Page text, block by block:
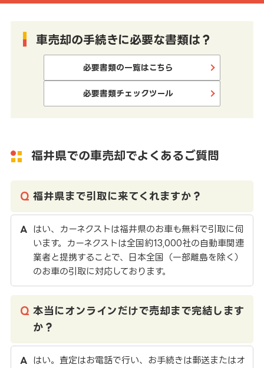
車売却の手続きに必要な書類は？
必要書類の一覧はこちら
必要書類チェックツール
福井県での車売却でよくあるご質問
福井県まで引取に来てくれますか？
はい、カーネクストは福井県のお車も無料で引取に伺
います。カーネクストは全国約13,000社の自動車関連
業者と提携することで、日本全国（一部離島を除く）
のお車の引取に対応しております。
本当にオンラインだけで売却まで完結します
か？
はい。査定はお電話で行い、お手続きは郵送またはオ